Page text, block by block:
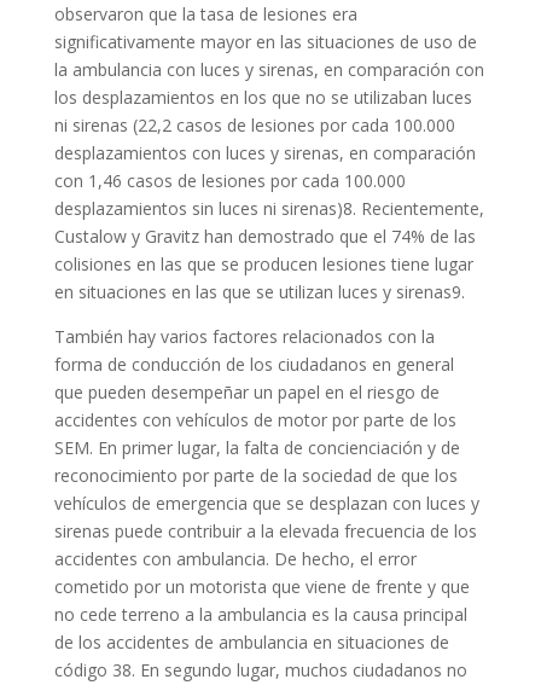
observaron que la tasa de lesiones era
significativamente mayor en las situaciones de uso de
la ambulancia con luces y sirenas, en comparación con
los desplazamientos en los que no se utilizaban luces
ni sirenas (22,2 casos de lesiones por cada 100.000
desplazamientos con luces y sirenas, en comparación
con 1,46 casos de lesiones por cada 100.000
desplazamientos sin luces ni sirenas)8. Recientemente,
Custalow y Gravitz han demostrado que el 74% de las
colisiones en las que se producen lesiones tiene lugar
en situaciones en las que se utilizan luces y sirenas9.
También hay varios factores relacionados con la
forma de conducción de los ciudadanos en general
que pueden desempeñar un papel en el riesgo de
accidentes con vehículos de motor por parte de los
SEM. En primer lugar, la falta de concienciación y de
reconocimiento por parte de la sociedad de que los
vehículos de emergencia que se desplazan con luces y
sirenas puede contribuir a la elevada frecuencia de los
accidentes con ambulancia. De hecho, el error
cometido por un motorista que viene de frente y que
no cede terreno a la ambulancia es la causa principal
de los accidentes de ambulancia en situaciones de
código 38. En segundo lugar, muchos ciudadanos no